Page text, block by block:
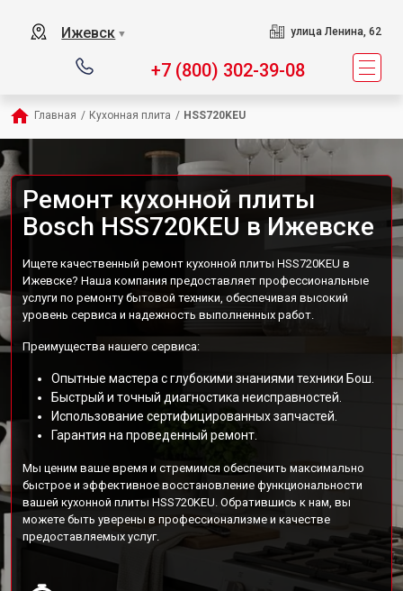
Ижевск ▼ улица Ленина, 62
+7 (800) 302-39-08
Главная / Кухонная плита / HSS720KEU
Ремонт кухонной плиты
Bosch HSS720KEU в Ижевске
Ищете качественный ремонт кухонной плиты HSS720KEU в
Ижевске? Наша компания предоставляет профессиональные
услуги по ремонту бытовой техники, обеспечивая высокий
уровень сервиса и надежность выполненных работ.
Преимущества нашего сервиса:
Опытные мастера с глубокими знаниями техники Бош.
Быстрый и точный диагностика неисправностей.
Использование сертифицированных запчастей.
Гарантия на проведенный ремонт.
Мы ценим ваше время и стремимся обеспечить максимально
быстрое и эффективное восстановление функциональности
вашей кухонной плиты HSS720KEU. Обратившись к нам, вы
можете быть уверены в профессионализме и качестве
предоставляемых услуг.